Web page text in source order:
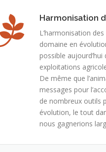
Harmonisation
L’harmonisation
domaine en
possible aujourd’hui
exploitations
De même que
messages pour
de nombreux outils
évolution, le tout
nous gagnerions